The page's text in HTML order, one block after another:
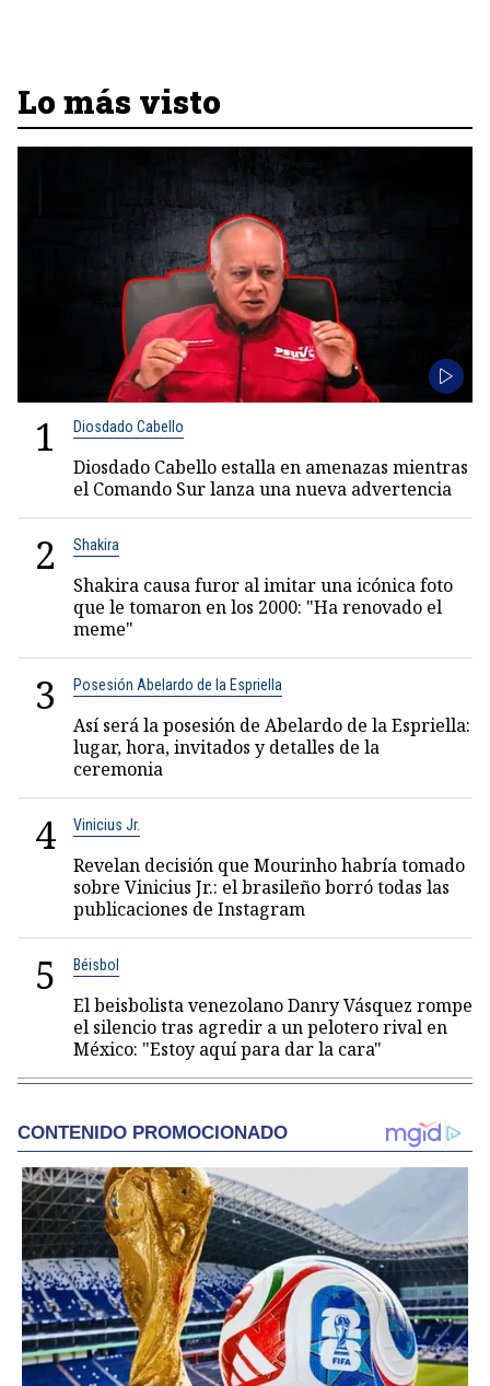
Lo más visto
1 Diosdado Cabello
Diosdado Cabello estalla en amenazas mientras
el Comando Sur lanza una nueva advertencia
2 Shakira
Shakira causa furor al imitar una icónica foto
que le tomaron en los 2000: "Ha renovado el
meme"
3 Posesión Abelardo de la Espriella
Así será la posesión de Abelardo de la Espriella:
lugar, hora, invitados y detalles de la
ceremonia
4 Vinicius Jr.
Revelan decisión que Mourinho habría tomado
sobre Vinicius Jr.: el brasileño borró todas las
publicaciones de Instagram
5 Béisbol
El beisbolista venezolano Danry Vásquez rompe
el silencio tras agredir a un pelotero rival en
México: "Estoy aquí para dar la cara"